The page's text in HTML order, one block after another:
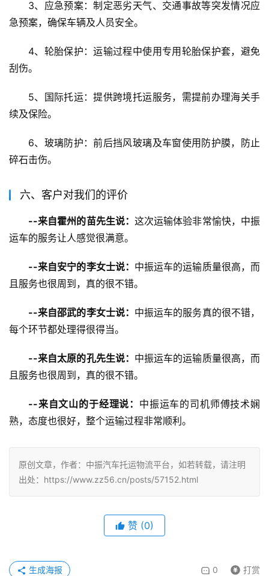
3、应急预案：制定恶劣天气、交通事故等突发情况应
急预案，确保车辆及人员安全。
4、轮胎保护：运输过程中使用专用轮胎保护套，避免
刮伤。
5、国际托运：提供跨境托运服务，需提前办理海关手
续及保险。
6、玻璃防护：前后挡风玻璃及车窗使用防护膜，防止
碎石击伤。
六、客户对我们的评价
--来自霍州的苗先生说： 这次运输体验非常愉快，中振
运车的服务让人感觉很满意。
--来自安宁的李女士说： 中振运车的运输质量很高，而
且服务也很周到，真的很不错。
--来自邵武的李女士说： 中振运车的服务真的很不错，
每个环节都处理得很得当。
--来自太原的孔先生说： 中振运车的运输质量很高，而
且服务也很周到，真的很不错。
--来自文山的于经理说： 中振运车的司机师傅技术娴
熟，态度也很好，整个运输过程非常顺利。
原创文章，作者：中振汽车托运物流平台，如若转载，请注明
出处：https://www.zz56.cn/posts/57152.html
赞 (0)
0 打赏
生成海报